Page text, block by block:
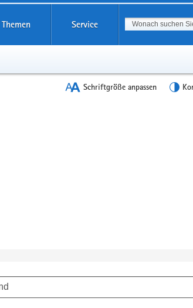
Themen Service
Schriftgröße anpassen